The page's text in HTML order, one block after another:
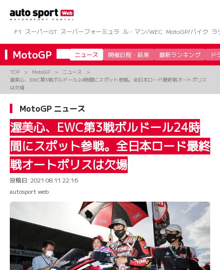
ツ
へ
ス
キ
F1 スーパーGT スーパーフォーミュラ ル・マン/WEC MotoGP/バイク ラ
MotoGP ニュース 開催日程・結果 最新ランキング ド
TOP MotoGP
ニュース
渥美心、EWC第3戦ボルドール24時間にスポット参戦。全日本ロード最終戦オートポリス
は欠場
MotoGP ニュース
渥美心、EWC第3戦ボルドール24時
間にスポット参戦。全日本ロード最終
戦オートポリスは欠場
投稿日: 2021.08.11 22:16
autosport web